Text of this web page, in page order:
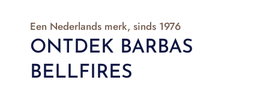
Een Nederlands merk, sinds 1976
ONTDEK BARBAS
BELLFIRES